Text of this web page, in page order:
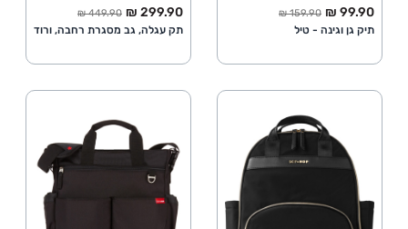
החל מ
99.90 ₪ מחיר מלא
159.90 ₪
תיק גן וגינה - טיל
החל מ
299.90 ₪ מחיר מלא
449.90 ₪
תק עגלה, גב מסגרת רחבה, ורוד